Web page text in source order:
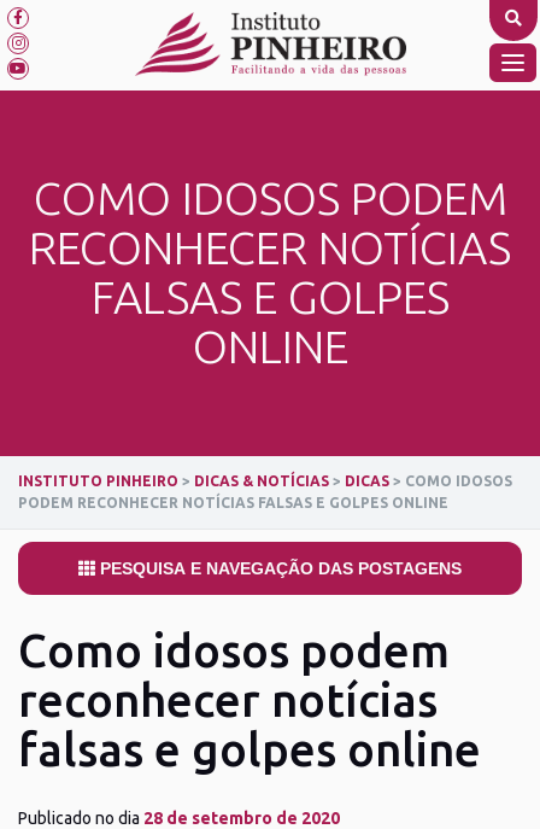
Skip
to
content
COMO IDOSOS PODEM
RECONHECER NOTÍCIAS
FALSAS E GOLPES
ONLINE
INSTITUTO PINHEIRO > DICAS & NOTÍCIAS > DICAS > COMO IDOSOS
PODEM RECONHECER NOTÍCIAS FALSAS E GOLPES ONLINE
PESQUISA E NAVEGAÇÃO DAS POSTAGENS
Como idosos podem
reconhecer notícias
falsas e golpes online
Publicado no dia 28 de setembro de 2020